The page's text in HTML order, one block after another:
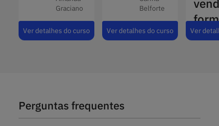
Graciano
Ver detalhes do curso
Belforte
Ver detalhes do curso Ver
Perguntas frequentes